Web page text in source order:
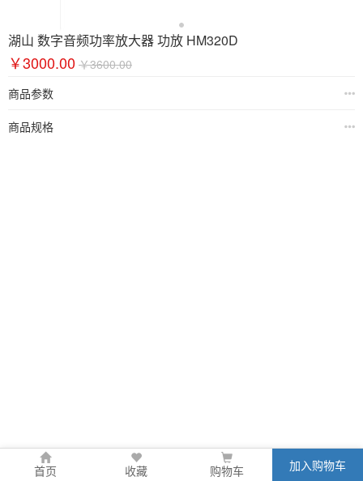
湖山 数字音频功率放大器 功放 HM320D
￥3000.00 ￥3600.00
商品参数
商品规格
首页 收藏 购物车 加入购物车